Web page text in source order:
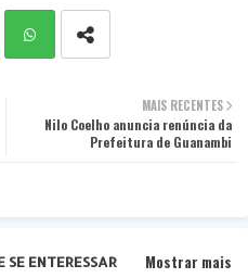
MAIS RECENTES
Nilo Coelho anuncia renúncia da
Prefeitura de Guanambi
SE ENTERESSAR Mostrar mais